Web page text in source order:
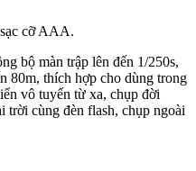
cỡ AAA.
bộ màn trập lên đến 1/250s,
80m, thích hợp cho dùng trong
vô tuyến từ xa, chụp đời
trời cùng đèn flash, chụp ngoài